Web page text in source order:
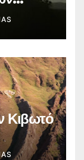
Κιβωτό